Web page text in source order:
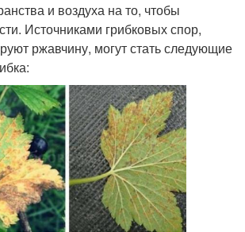
и воздуха на то, чтобы
Источниками грибковых спор,
ржавчину, могут стать следующие